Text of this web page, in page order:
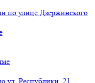
по улице Дзержинского
ул. Республики, 21